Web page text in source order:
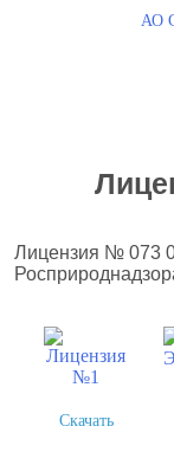
АО
Лицензия № 073
Скачать